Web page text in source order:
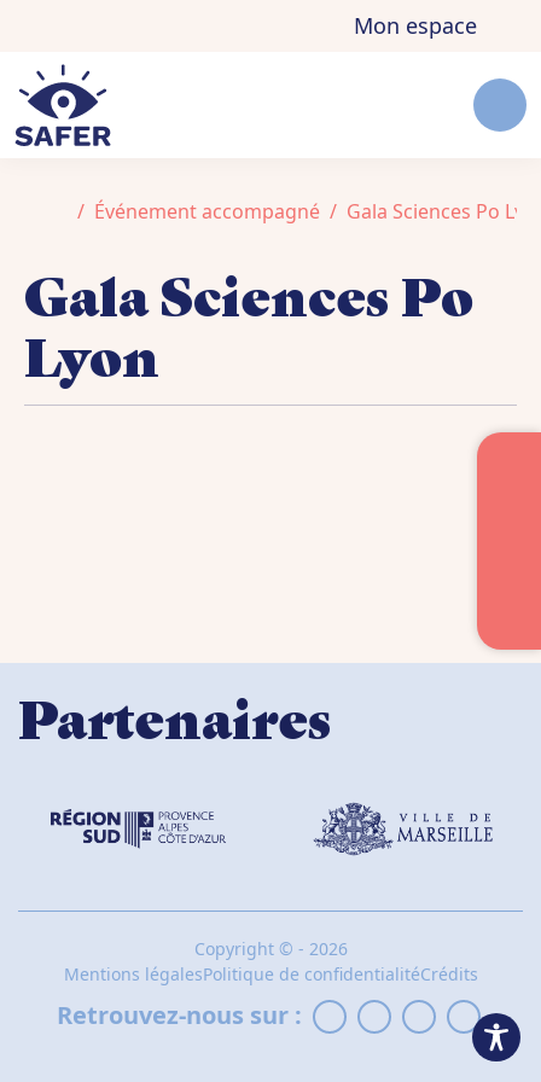
Mon espace
Accueil
Événement accompagné Gala Sciences Po
Gala Sciences Po
Lyon
Partenaires
Copyright © - 2026
Mentions légalesPolitique de confidentialitéCrédits
Retrouvez-nous sur :